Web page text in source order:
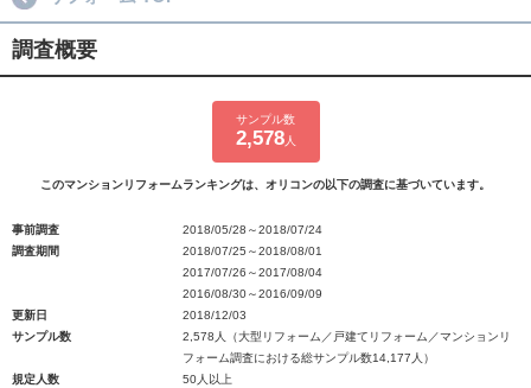
調査概要
サンプル数
2,578人
このマンションリフォームランキングは、オリコンの以下の調査に基づいています。
事前調査
2018/05/28～2018/07/24
調査期間
2018/07/25～2018/08/01
2017/07/26～2017/08/04
2016/08/30～2016/09/09
更新日
2018/12/03
サンプル数
2,578人（大型リフォーム／戸建てリフォーム／マンションリ
フォーム調査における総サンプル数14,177人）
規定人数
50人以上